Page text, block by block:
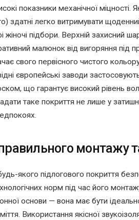
показники механічної міцності.
здатні легко витримувати
жіночі підбори. Верхній захисний
малюнок від вигоряння
свого первісного чистого
європейські заводи
що гарантує високий рівень
таке покриття не лише у
монтажу
якого підлогового покриття
норм під час його
основи — вона має бути
Використання якісної